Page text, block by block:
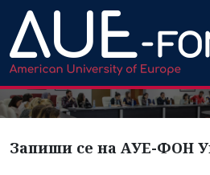
Запиши се на АУЕ-ФОН